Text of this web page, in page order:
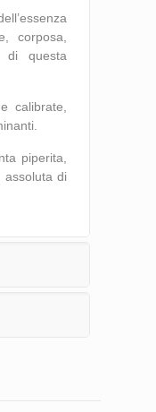
corposa,
di questa
calibrate,
piperita,
assoluta di